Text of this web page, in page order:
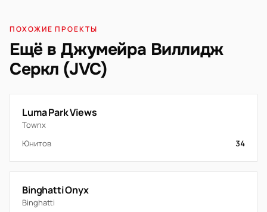
ПОХОЖИЕ ПРОЕКТЫ
Ещё в Джумейра Виллидж
Серкл (JVC)
Luma Park Views
Townx
Юнитов
34
Binghatti Onyx
Binghatti